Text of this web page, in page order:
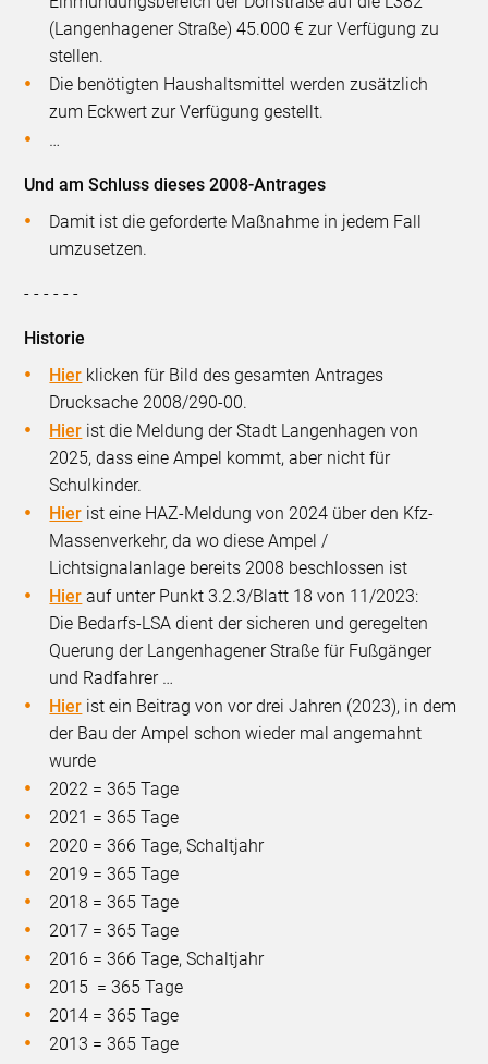
(Langenhagener Straße) 45.000 € zur Verfügung zu
stellen.
Die benötigten Haushaltsmittel werden zusätzlich
zum Eckwert zur Verfügung gestellt.
…
Und am Schluss dieses 2008-Antrages
Damit ist die geforderte Maßnahme in jedem Fall
umzusetzen.
- - - - - -
Historie
Hier klicken für Bild des gesamten Antrages
Drucksache 2008/290-00.
Hier ist die Meldung der Stadt Langenhagen von
2025, dass eine Ampel kommt, aber nicht für
Schulkinder.
Hier ist eine HAZ-Meldung von 2024 über den Kfz-
Massenverkehr, da wo diese Ampel /
Lichtsignalanlage bereits 2008 beschlossen ist
Hier auf unter Punkt 3.2.3/Blatt 18 von 11/2023:
Die Bedarfs-LSA dient der sicheren und geregelten
Querung der Langenhagener Straße für Fußgänger
und Radfahrer …
Hier ist ein Beitrag von vor drei Jahren (2023), in dem
der Bau der Ampel schon wieder mal angemahnt
wurde
2022 = 365 Tage
2021 = 365 Tage
2020 = 366 Tage, Schaltjahr
2019 = 365 Tage
2018 = 365 Tage
2017 = 365 Tage
2016 = 366 Tage, Schaltjahr
2015 = 365 Tage
2014 = 365 Tage
2013 = 365 Tage